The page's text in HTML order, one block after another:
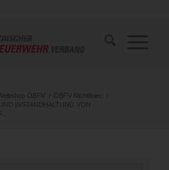
ÖBFV / ÖBFV Richtlinien
/
INSTANDHALTUNG VON